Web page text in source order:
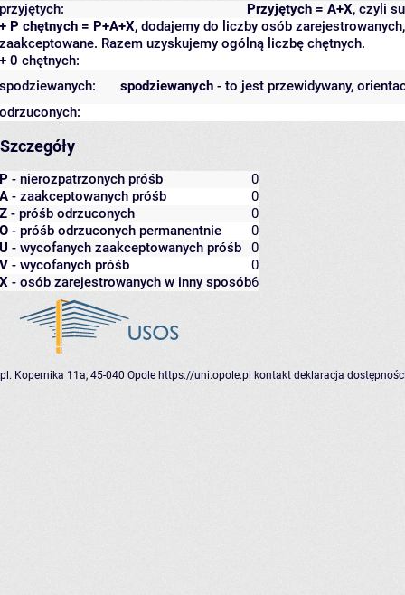
Przyjętych = A+X, czyli
przyjętych:
+ P chętnych = P+A+X, dodajemy do liczby osób
zaakceptowane. Razem uzyskujemy ogólną liczbę chętnych.
+ 0 chętnych:
spodziewanych - to jest przewidywany,
spodziewanych:
odrzuconych:
Szczegóły
P - nierozpatrzonych próśb
0
A - zaakceptowanych próśb
0
Z - próśb odrzuconych
0
O - próśb odrzuconych permanentnie
0
U - wycofanych zaakceptowanych próśb
0
V - wycofanych próśb
0
X - osób zarejestrowanych w inny sposób6
pl. Kopernika 11a, 45-040 Opole https://uni.opole.pl kontakt deklaracja